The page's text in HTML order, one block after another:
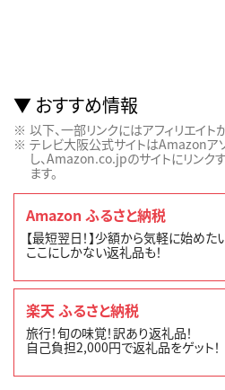
おすすめ情報
以下、一部リンクにはアフィリエイト
テレビ大阪公式サイトはAmazonア
し、Amazon.co.jpのサイトにリンク
ます。
Amazon ふるさと納税
【最短翌日！】少額から気軽に始めた
ここにしかない返礼品も！
楽天 ふるさと納税
旅行！旬の味覚！訳あり返礼品！
自己負担2,000円で返礼品をゲット！